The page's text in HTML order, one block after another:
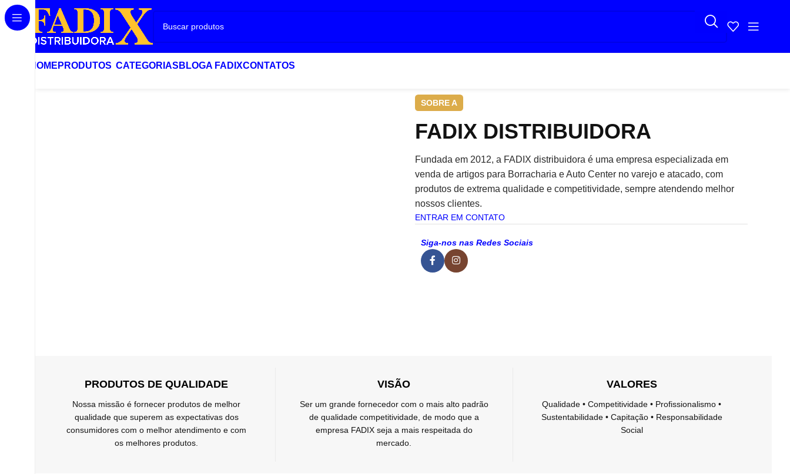
HOME PRODUTOS CATEGORIAS BLOGA FADIXCONTATOS
SOBRE A
FADIX DISTRIBUIDORA
Fundada em 2012, a FADIX distribuidora é uma empresa especializada em
venda de artigos para Borracharia e Auto Center no varejo e atacado, com
produtos de extrema qualidade e competitividade, sempre atendendo melhor
nossos clientes.
ENTRAR EM CONTATO
Siga-nos nas Redes Sociais
PRODUTOS DE QUALIDADE
Nossa missão é fornecer produtos de melhor
qualidade que superem as expectativas dos
consumidores com o melhor atendimento e com
os melhores produtos.
VISÃO
Ser um grande fornecedor com o mais alto padrão
de qualidade competitividade, de modo que a
empresa FADIX seja a mais respeitada do
mercado.
VALORES
Qualidade • Competitividade • Profissionalismo •
Sustentabilidade • Capitação • Responsabilidade
Social